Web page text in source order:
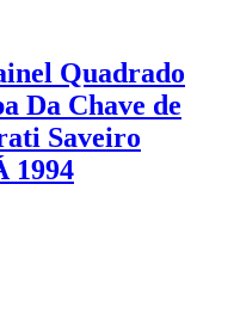
Quadrado
Da Chave de
Saveiro
1994